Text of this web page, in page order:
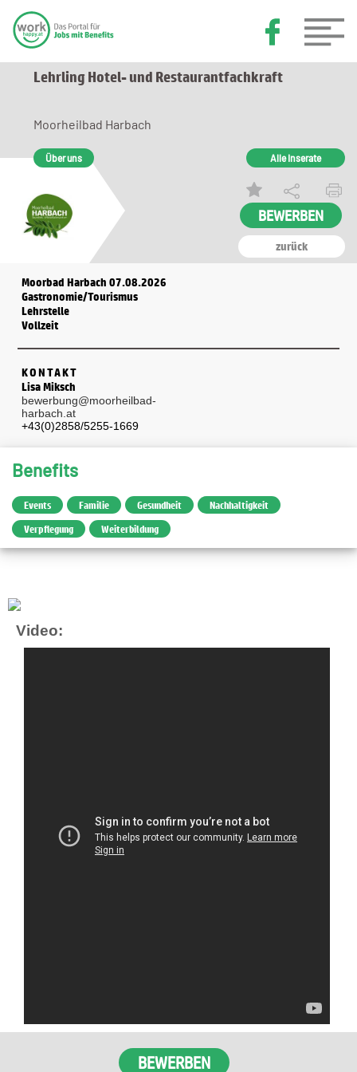
Lehrling Hotel- und Restaurantfachkraft
zurück
Moorheilbad Harbach
Über uns Alle Inserate
Moorbad Harbach 07.08.2026
Gastronomie/Tourismus
Lehrstelle
Vollzeit
KONTAKT
Lisa Miksch
bewerbung@moorheilbad-
harbach.at
+43(0)2858/5255-1669
Benefits
Events Familie Gesundheit
Nachhaltigkeit
Verpflegung
Weiterbildung
Video: